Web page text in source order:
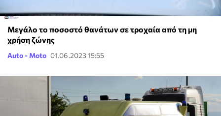
Μεγάλο το ποσοστό θανάτων σε τροχαία από τη μη
χρήση ζώνης
Auto - Moto 01.06.2023 15:55